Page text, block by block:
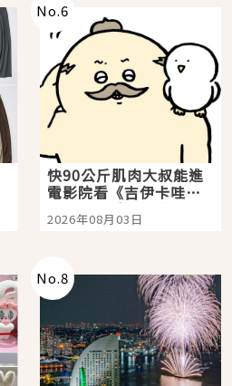
No.6
快90公斤肌肉大叔能進
電影院看《吉伊卡哇》
嗎？日本重金屬樂團
「打首」會長與nagano
2026年08月03日
No.8